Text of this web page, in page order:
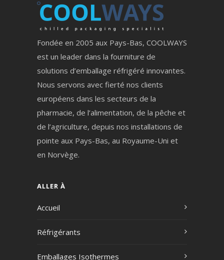
Fondée en 2005 aux Pays-Bas, COOLWAYS
est un leader dans la fourniture de
solutions d’emballage réfrigéré innovantes.
Nous servons avec fierté nos clients
européens dans les secteurs de la
pharmacie, de l’alimentation, de la pêche et
de l’agriculture, depuis nos installations de
pointe aux Pays-Bas, au Royaume-Uni et
en Norvège.
ALLER À
Accueil
Réfrigérants
Emballages Isothermes